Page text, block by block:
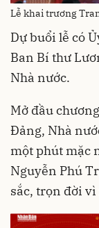
Lễ khai trương
Dự buổi lễ có
Ban Bí thư
Nhà nước.
Mở đầu
Đảng, Nhà
một phút mặc
Nguyễn Phú
sắc, trọn đời